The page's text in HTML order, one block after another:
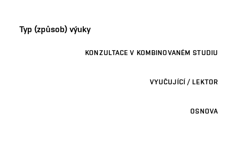
Typ (způsob) výuky
KONZULTACE V KOMBINOVANÉM STUDIU
VYUČUJÍCÍ / LEKTOR
OSNOVA